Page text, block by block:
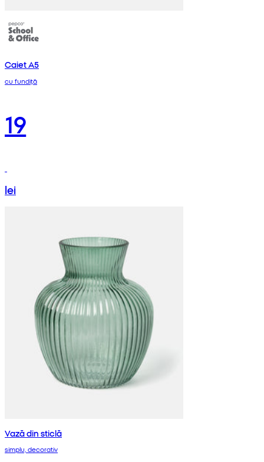
Caiet A5
cu fundiță
19
lei
Vază din sticlă
simplu, decorativ